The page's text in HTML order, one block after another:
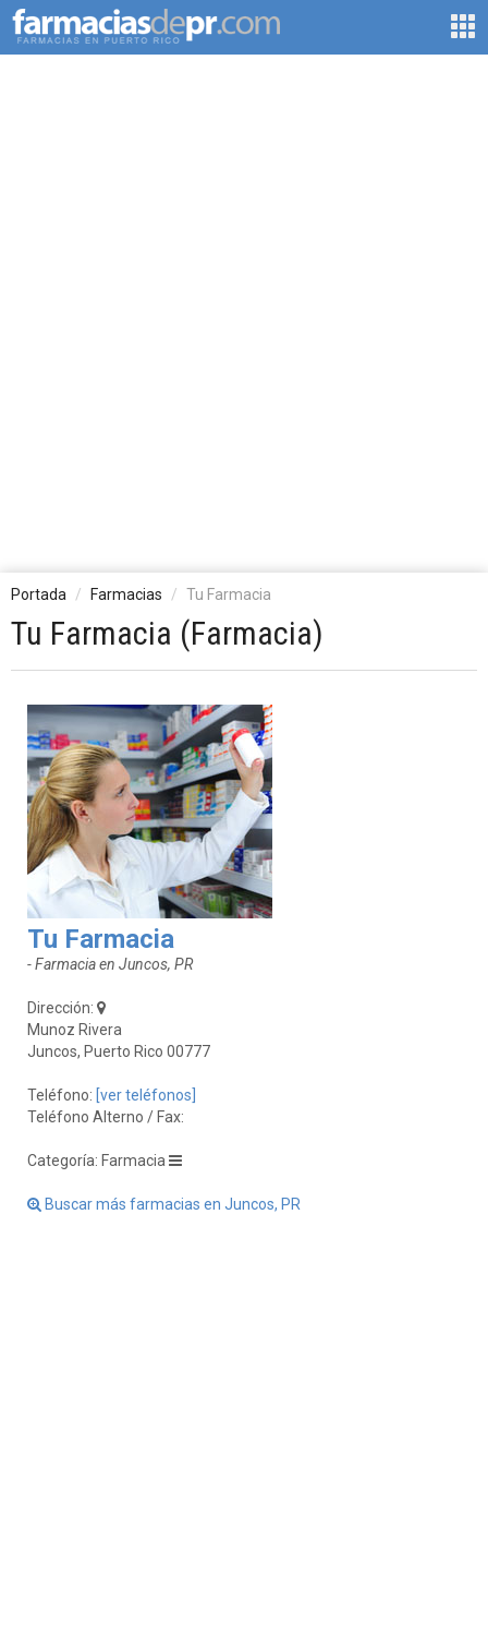
Portada Farmacias Tu Farmacia
Tu Farmacia (Farmacia)
Tu Farmacia
- Farmacia en Juncos, PR
Dirección:
Munoz Rivera
Juncos, Puerto Rico 00777
Teléfono: [ver teléfonos]
Teléfono Alterno / Fax:
Categoría: Farmacia
Buscar más farmacias en Juncos, PR